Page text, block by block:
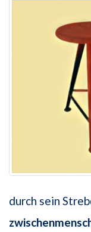
durch sein